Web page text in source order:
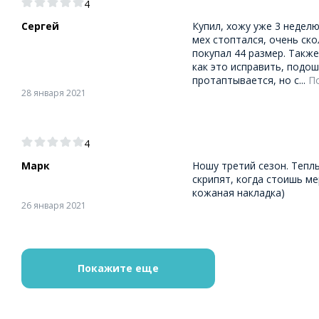
4
Сергей
28 января 2021
Купил, хожу уже 3
мех стоптался, очень
покупал 44 размер.
как это исправить,
протаптывается, но с...
4
Марк
26 января 2021
Ношу третий сезон.
скрипят, когда стоишь
кожаная накладка)
Покажите еще